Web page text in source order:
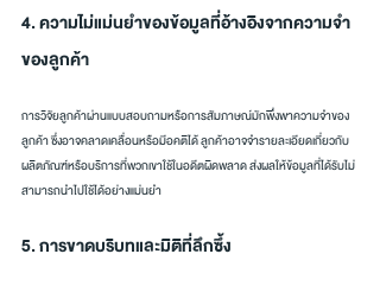
4. ความไม่แม่นยำของข้อมูลที่อ้างอิงจากความจำ
ของลูกค้า
การวิจัยลูกค้าผ่านแบบสอบถามหรือการสัมภาษณ์มักพึ่งพาความจำของ
ลูกค้า ซึ่งอาจคลาดเคลื่อนหรือมีอคติได้ ลูกค้าอาจจำรายละเอียดเกี่ยวกับ
ผลิตภัณฑ์หรือบริการที่พวกเขาใช้ในอดีตผิดพลาด ส่งผลให้ข้อมูลที่ได้รับไม่
สามารถนำไปใช้ได้อย่างแม่นยำ
5. การขาดบริบทและมิติที่ลึกซึ้ง